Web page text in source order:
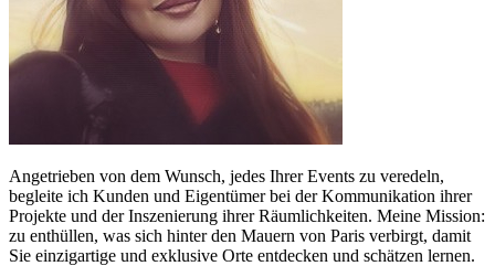
Angetrieben von dem Wunsch, jedes Ihrer Events zu veredeln,
begleite ich Kunden und Eigentümer bei der Kommunikation ihrer
Projekte und der Inszenierung ihrer Räumlichkeiten. Meine Mission:
zu enthüllen, was sich hinter den Mauern von Paris verbirgt, damit
Sie einzigartige und exklusive Orte entdecken und schätzen lernen.